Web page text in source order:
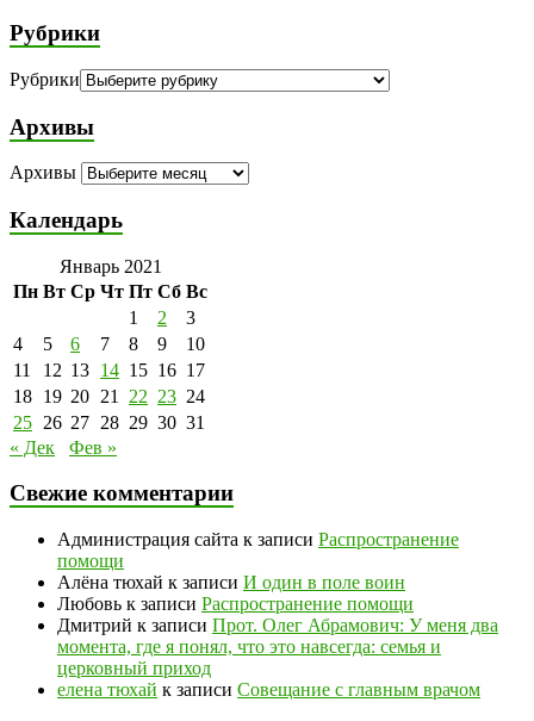
Рубрики
Рубрики
Архивы
Архивы
Календарь
Январь 2021
Пн Вт Ср Чт Пт Сб Вс
1
2
3
4
5 6 7 8 9
10
11
12 13 14 15 16 17
18 19 20 21 22 23 24
25 26 27 28 29 30 31
« Дек
Фев »
Свежие комментарии
Администрация сайта к записи Распространение
помощи
Алёна тюхай к записи И один в поле воин
Любовь к записи Распространение помощи
Дмитрий к записи Прот. Олег Абрамович: У меня два
момента, где я понял, что это навсегда: семья и
церковный приход
елена тюхай к записи Совещание с главным врачом